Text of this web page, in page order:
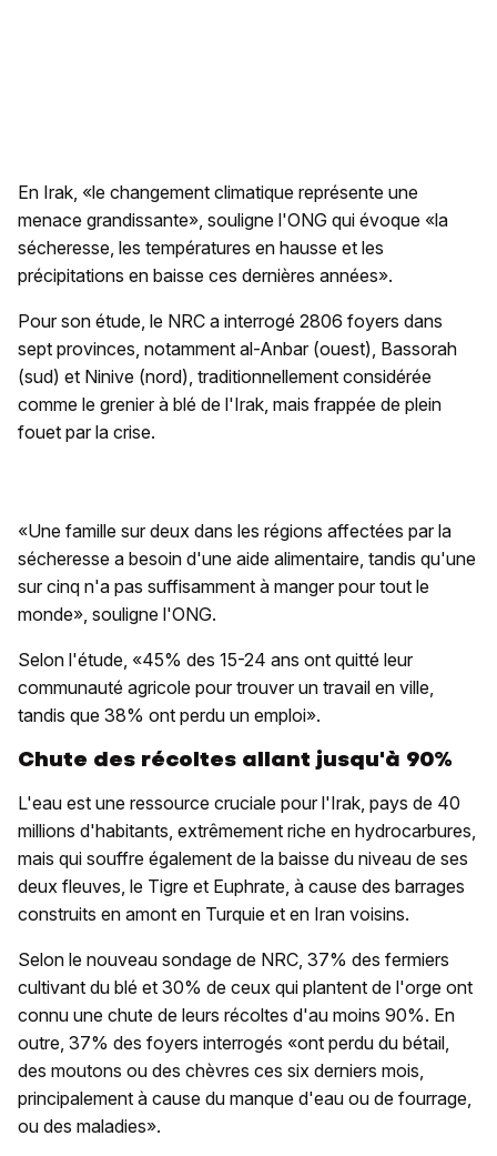
En Irak, «le changement climatique représente une
menace grandissante», souligne l'ONG qui évoque «la
sécheresse, les températures en hausse et les
précipitations en baisse ces dernières années».
Pour son étude, le NRC a interrogé 2806 foyers dans
sept provinces, notamment al-Anbar (ouest), Bassorah
(sud) et Ninive (nord), traditionnellement considérée
comme le grenier à blé de l'Irak, mais frappée de plein
fouet par la crise.
«Une famille sur deux dans les régions affectées par la
sécheresse a besoin d'une aide alimentaire, tandis qu'une
sur cinq n'a pas suffisamment à manger pour tout le
monde», souligne l'ONG.
Selon l'étude, «45% des 15-24 ans ont quitté leur
communauté agricole pour trouver un travail en ville,
tandis que 38% ont perdu un emploi».
Chute des récoltes allant jusqu'à 90%
L'eau est une ressource cruciale pour l'Irak, pays de 40
millions d'habitants, extrêmement riche en hydrocarbures,
mais qui souffre également de la baisse du niveau de ses
deux fleuves, le Tigre et Euphrate, à cause des barrages
construits en amont en Turquie et en Iran voisins.
Selon le nouveau sondage de NRC, 37% des fermiers
cultivant du blé et 30% de ceux qui plantent de l'orge ont
connu une chute de leurs récoltes d'au moins 90%. En
outre, 37% des foyers interrogés «ont perdu du bétail,
des moutons ou des chèvres ces six derniers mois,
principalement à cause du manque d'eau ou de fourrage,
ou des maladies».